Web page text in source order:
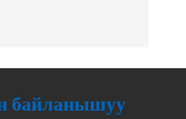
байланышуу